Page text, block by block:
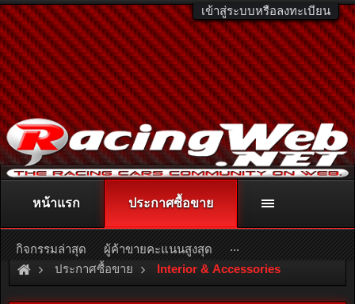
เข้าสู่ระบบหรือลงทะเบียน
ติดต่อลงโฆษณา racingweb@gmail.com
หรือโทร. 081-811-1138
หรืออ่านรายละเอียดเพิ่มเติม คลิกที่นี่
ประกาศซื้อขาย Interior & Accessories
หน้าแรก ประกาศซื้อขาย
กิจกรรมล่าสุด ผู้ค้าขายคะแนนสูงสุด ...